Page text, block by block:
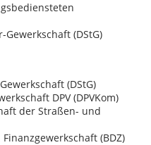
(DStG)
(DStG)
DPV (DPVKom)
der Straßen- und
(BDZ)